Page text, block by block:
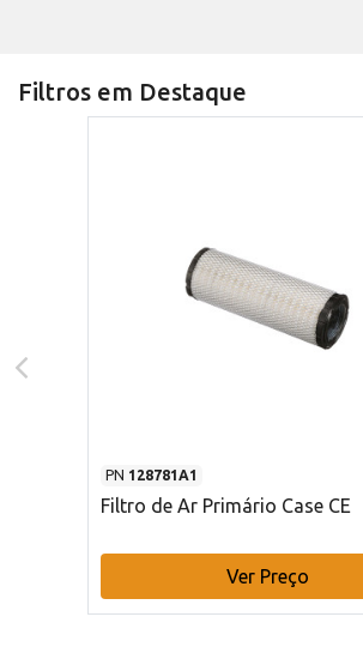
Filtros em Destaque
PN 128781A1
Filtro de Ar Primário Case CE
Ver Preço